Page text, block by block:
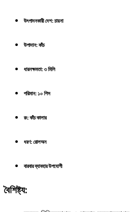
উৎপাদনকারী দেশ: চায়না
উপাদান: কাঁচ
ধারনক্ষমতা: ৩ মিলি
পরিমান: ১০ পিস
রং: কাঁচ কালার
ধরণ: রোলঅন
বারবার ব্যাবহার উপযোগী
বৈশিষ্ট্য: